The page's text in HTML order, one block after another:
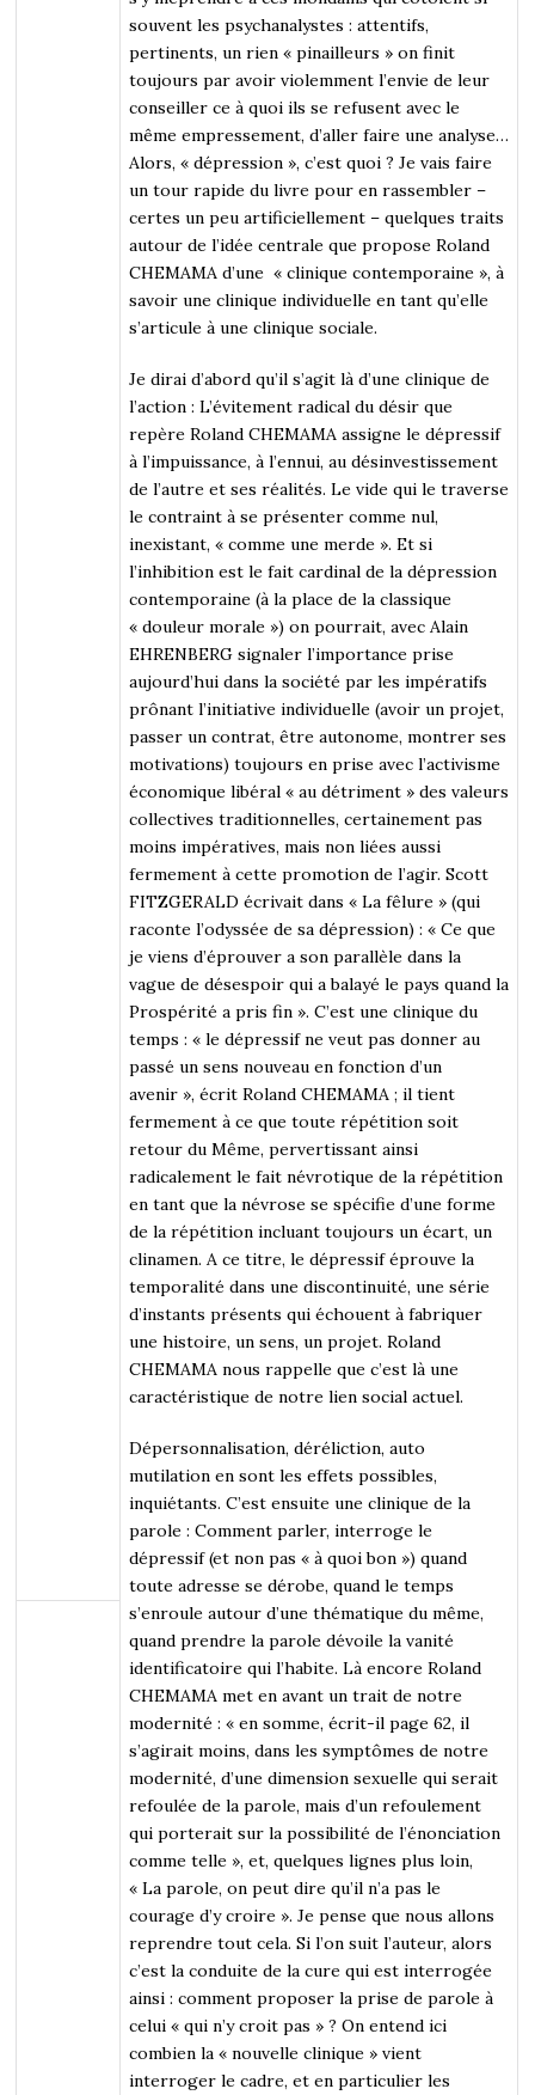
souvent les psychanalystes : attentifs,
pertinents, un rien « pinailleurs » on finit
toujours par avoir violemment l’envie de leur
conseiller ce à quoi ils se refusent avec le
même empressement, d’aller faire une analyse…
Alors, « dépression », c’est quoi ? Je vais faire
un tour rapide du livre pour en rassembler –
certes un peu artificiellement – quelques traits
autour de l’idée centrale que propose Roland
CHEMAMA d’une « clinique contemporaine », à
savoir une clinique individuelle en tant qu’elle
s’articule à une clinique sociale.
Je dirai d’abord qu’il s’agit là d’une clinique de
l’action : L’évitement radical du désir que
repère Roland CHEMAMA assigne le dépressif
à l’impuissance, à l’ennui, au désinvestissement
de l’autre et ses réalités. Le vide qui le traverse
le contraint à se présenter comme nul,
inexistant, « comme une merde ». Et si
l’inhibition est le fait cardinal de la dépression
contemporaine (à la place de la classique
« douleur morale ») on pourrait, avec Alain
EHRENBERG signaler l’importance prise
aujourd’hui dans la société par les impératifs
prônant l’initiative individuelle (avoir un projet,
passer un contrat, être autonome, montrer ses
motivations) toujours en prise avec l’activisme
économique libéral « au détriment » des valeurs
collectives traditionnelles, certainement pas
moins impératives, mais non liées aussi
fermement à cette promotion de l’agir. Scott
FITZGERALD écrivait dans « La fêlure » (qui
raconte l’odyssée de sa dépression) : « Ce que
je viens d’éprouver a son parallèle dans la
vague de désespoir qui a balayé le pays quand la
Prospérité a pris fin ». C’est une clinique du
temps : « le dépressif ne veut pas donner au
passé un sens nouveau en fonction d’un
avenir », écrit Roland CHEMAMA ; il tient
fermement à ce que toute répétition soit
retour du Même, pervertissant ainsi
radicalement le fait névrotique de la répétition
en tant que la névrose se spécifie d’une forme
de la répétition incluant toujours un écart, un
clinamen. A ce titre, le dépressif éprouve la
temporalité dans une discontinuité, une série
d’instants présents qui échouent à fabriquer
une histoire, un sens, un projet. Roland
CHEMAMA nous rappelle que c’est là une
caractéristique de notre lien social actuel.
Dépersonnalisation, déréliction, auto
mutilation en sont les effets possibles,
inquiétants. C’est ensuite une clinique de la
parole : Comment parler, interroge le
dépressif (et non pas « à quoi bon ») quand
toute adresse se dérobe, quand le temps
s’enroule autour d’une thématique du même,
quand prendre la parole dévoile la vanité
identificatoire qui l’habite. Là encore Roland
CHEMAMA met en avant un trait de notre
modernité : « en somme, écrit-il page 62, il
s’agirait moins, dans les symptômes de notre
modernité, d’une dimension sexuelle qui serait
refoulée de la parole, mais d’un refoulement
qui porterait sur la possibilité de l’énonciation
comme telle », et, quelques lignes plus loin,
« La parole, on peut dire qu’il n’a pas le
courage d’y croire ». Je pense que nous allons
reprendre tout cela. Si l’on suit l’auteur, alors
c’est la conduite de la cure qui est interrogée
ainsi : comment proposer la prise de parole à
celui « qui n’y croit pas » ? On entend ici
combien la « nouvelle clinique » vient
interroger le cadre, et en particulier les